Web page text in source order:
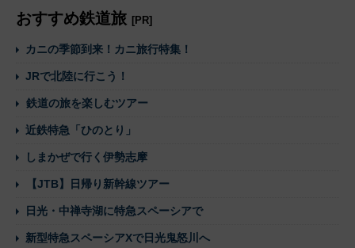
おすすめ鉄道旅 [PR]
カニの季節到来！カニ旅行特集！
JRで北陸に行こう！
鉄道の旅を楽しむツアー
近鉄特急「ひのとり」
しまかぜで行く伊勢志摩
【JTB】日帰り新幹線ツアー
日光・中禅寺湖に特急スペーシアで
新型特急スペーシアXで日光鬼怒川へ